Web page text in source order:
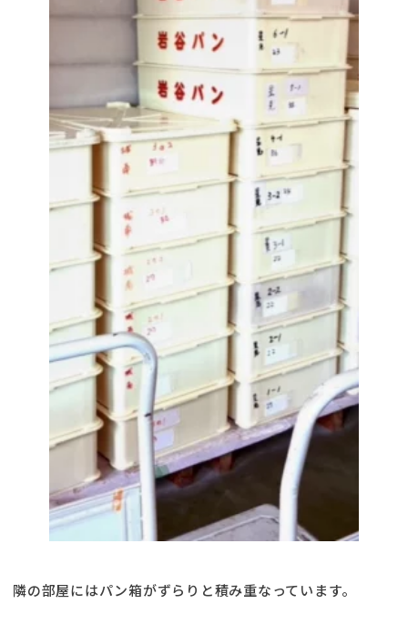
隣の部屋にはパン箱がずらりと積み重なっています。